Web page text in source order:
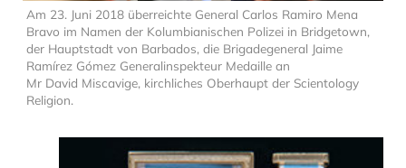
Am 23. Juni 2018 überreichte General Carlos Ramiro Mena
Bravo im Namen der Kolumbianischen Polizei in Bridgetown,
der Hauptstadt von Barbados, die Brigadegeneral Jaime
Ramírez Gómez Generalinspekteur Medaille an
Mr David Miscavige, kirchliches Oberhaupt der Scientology
Religion.